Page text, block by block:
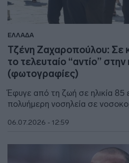
ΕΛΛΑΔΑ
Τζένη Ζαχαροπούλου: Σε
το τελευταίο “αντίο”
(φωτογραφίες)
Έφυγε από τη ζωή σε ηλικία 85
πολυήμερη νοσηλεία σε
06.07.2026 - 12:59